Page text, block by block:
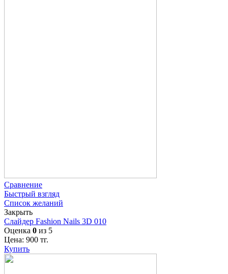
Сравнение
Быстрый взгляд
Список желаний
Закрыть
Слайдер Fashion Nails 3D 010
Оценка 0 из 5
Цена: 900 тг.
Купить